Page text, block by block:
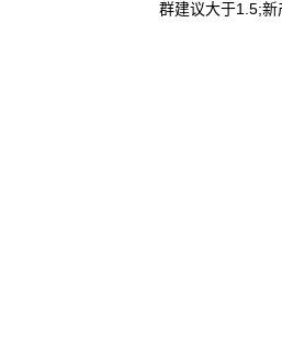
群建议大于1.5;新